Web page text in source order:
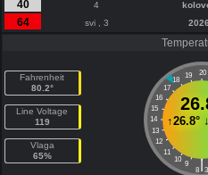
40
4
64
svi , 3 2026
Fahrenheit
80.2°
Line Voltage
119
Vlaga
65%
20
19
18
17
16
15
14
13
12
11
10
9 |
8
↑26.8°↓